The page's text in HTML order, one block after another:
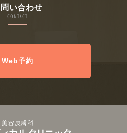
い合わせ
CONTACT
Web予約